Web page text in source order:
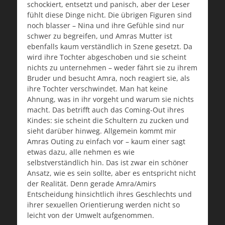
schockiert, entsetzt und panisch, aber der Leser
fühlt diese Dinge nicht. Die übrigen Figuren sind
noch blasser – Nina und ihre Gefühle sind nur
schwer zu begreifen, und Amras Mutter ist
ebenfalls kaum verständlich in Szene gesetzt. Da
wird ihre Tochter abgeschoben und sie scheint
nichts zu unternehmen – weder fährt sie zu ihrem
Bruder und besucht Amra, noch reagiert sie, als
ihre Tochter verschwindet. Man hat keine
Ahnung, was in ihr vorgeht und warum sie nichts
macht. Das betrifft auch das Coming-Out ihres
Kindes: sie scheint die Schultern zu zucken und
sieht darüber hinweg. Allgemein kommt mir
Amras Outing zu einfach vor – kaum einer sagt
etwas dazu, alle nehmen es wie
selbstverständlich hin. Das ist zwar ein schöner
Ansatz, wie es sein sollte, aber es entspricht nicht
der Realität. Denn gerade Amra/Amirs
Entscheidung hinsichtlich ihres Geschlechts und
ihrer sexuellen Orientierung werden nicht so
leicht von der Umwelt aufgenommen.